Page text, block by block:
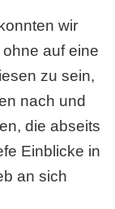
wir
auf eine
zu sein,
nach und
die abseits
Einblicke in
an sich